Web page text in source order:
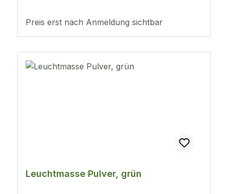
Preis erst nach Anmeldung sichtbar
Leuchtmasse Pulver, grün